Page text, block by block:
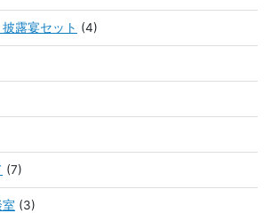
露宴セット (4)
(7)
(3)